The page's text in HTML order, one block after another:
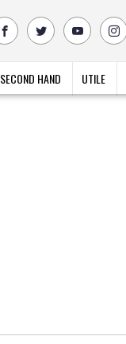
SECOND HAND UTILE